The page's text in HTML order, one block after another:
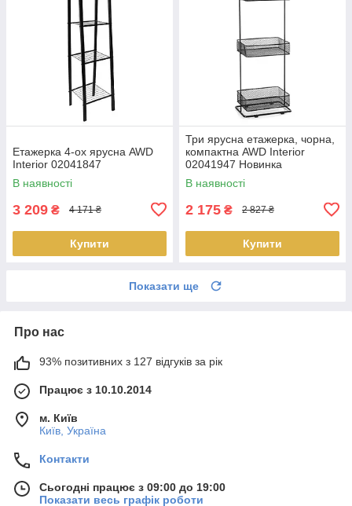
Етажерка 4-ох ярусна AWD
Interior 02041847
В наявності
3 209 ₴ 4 171 ₴
Купити
Три ярусна етажерка, чорна,
компактна AWD Interior
02041947 Новинка
В наявності
2 175 ₴ 2 827 ₴
Купити
Показати ще
Про нас
93% позитивних з 127 відгуків за рік
Працює з 10.10.2014
м. Київ
Київ, Україна
Контакти
Сьогодні працює з 09:00 до 19:00
Показати весь графік роботи